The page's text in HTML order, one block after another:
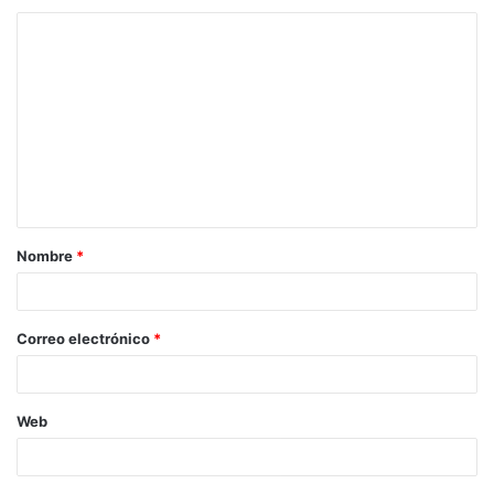
día”.
Nombre *
Correo electrónico *
Web